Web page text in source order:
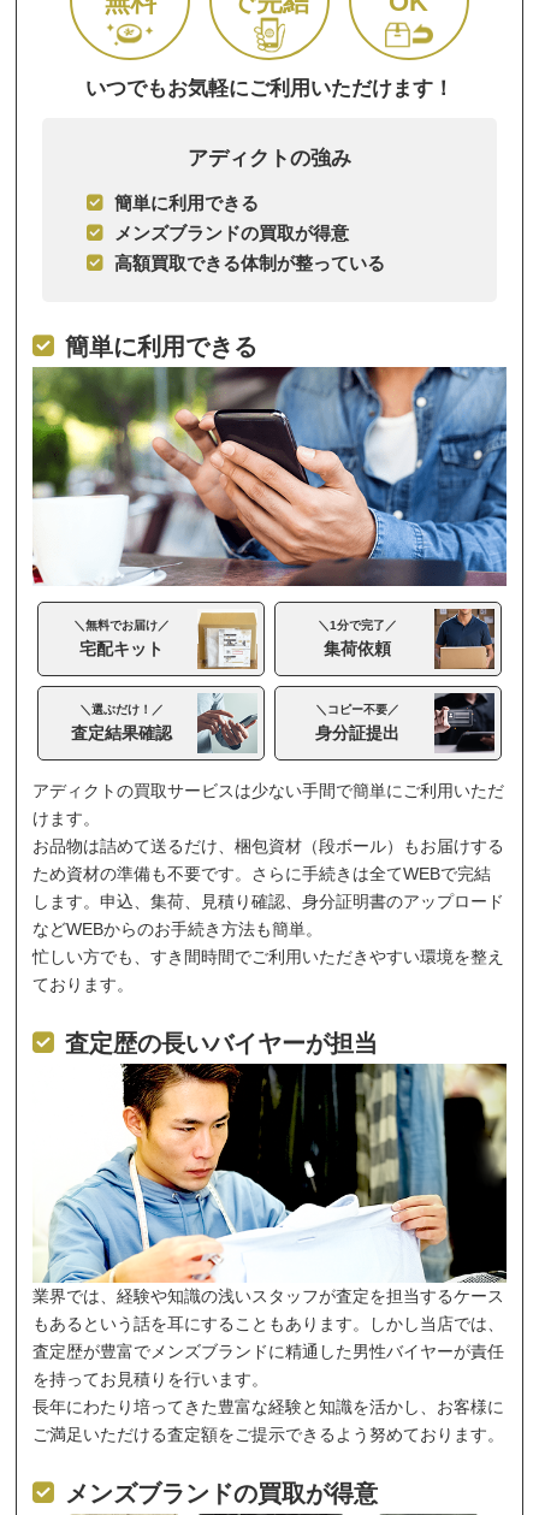
いつでもお気軽にご利用いただけます！
アディクトの強み
簡単に利用できる
メンズブランドの買取が得意
高額買取できる体制が整っている
簡単に利用できる
＼無料でお届け／
宅配キット
＼1分で完了／
集荷依頼
＼選ぶだけ！／
査定結果確認
＼コピー不要／
身分証提出
アディクトの買取サービスは少ない手間で簡単にご利用いただ
けます。
お品物は詰めて送るだけ、梱包資材（段ボール）もお届けする
ため資材の準備も不要です。さらに手続きは全てWEBで完結
します。申込、集荷、見積り確認、身分証明書のアップロード
などWEBからのお手続き方法も簡単。
忙しい方でも、すき間時間でご利用いただきやすい環境を整え
ております。
査定歴の長いバイヤーが担当
業界では、経験や知識の浅いスタッフが査定を担当するケース
もあるという話を耳にすることもあります。しかし当店では、
査定歴が豊富でメンズブランドに精通した男性バイヤーが責任
を持ってお見積りを行います。
長年にわたり培ってきた豊富な経験と知識を活かし、お客様に
ご満足いただける査定額をご提示できるよう努めております。
メンズブランドの買取が得意